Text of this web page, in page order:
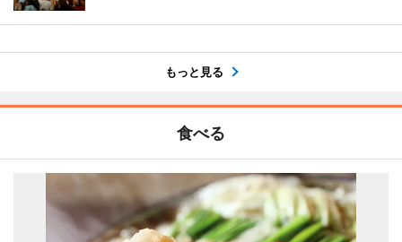
もっと見る
食べる